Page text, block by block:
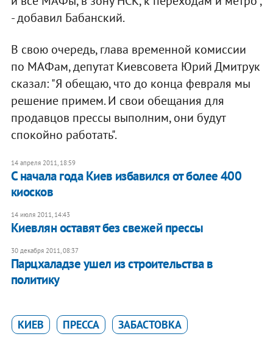
- добавил Бабанский.
В свою очередь, глава временной комиссии
по МАФам, депутат Киевсовета Юрий Дмитрук
сказал: "Я обещаю, что до конца февраля мы
решение примем. И свои обещания для
продавцов прессы выполним, они будут
спокойно работать".
14 апреля 2011, 18:59
С начала года Киев избавился от более 400
киосков
14 июля 2011, 14:43
​Киевлян оставят без свежей прессы
30 декабря 2011, 08:37
Парцхаладзе ушел из строительства в
политику
КИЕВ ПРЕССА ЗАБАСТОВКА